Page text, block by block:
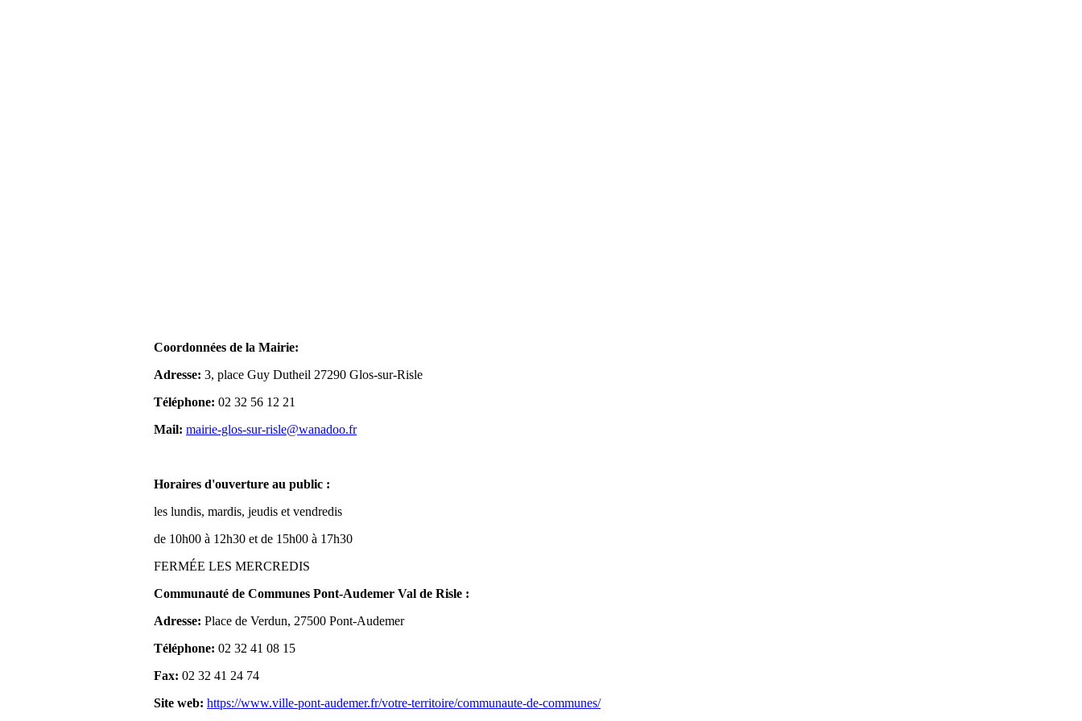
Coordonnées de la Mairie:
Adresse: 3, place Guy Dutheil 27290 Glos-sur-Risle
Téléphone: 02 32 56 12 21
Mail: mairie-glos-sur-risle@wanadoo.fr
Horaires d'ouverture au public :
les lundis, mardis, jeudis et vendredis
de 10h00 à 12h30 et de 15h00 à 17h30
FERMÉE LES MERCREDIS
Communauté de Communes Pont-Audemer Val de Risle :
Adresse: Place de Verdun, 27500 Pont-Audemer
Téléphone: 02 32 41 08 15
Fax: 02 32 41 24 74
Site web: https://www.ville-pont-audemer.fr/votre-territoire/communaute-de-communes/